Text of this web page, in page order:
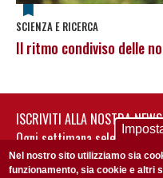
SCIENZA E RICERCA
Il ritmo condiviso delle
ISCRIVITI ALLA NOSTRA
Ogni settimana
non perderti gli
Nel nostro sito utilizziamo sia
funzionamento, sia cookie e altri